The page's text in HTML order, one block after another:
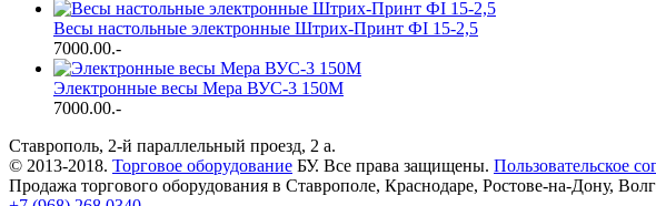
Весы настольные электронные Штрих-Принт ФI 15-2,5
7000.00.-
Электронные весы Мера ВУС-3 150М
7000.00.-
Ставрополь, 2-й параллельный проезд, 2 a.
© 2013-2018. Торговое оборудование БУ. Все права защищены. Пользовательское
Продажа торгового оборудования в Ставрополе, Краснодаре, Ростове-на-Дону,